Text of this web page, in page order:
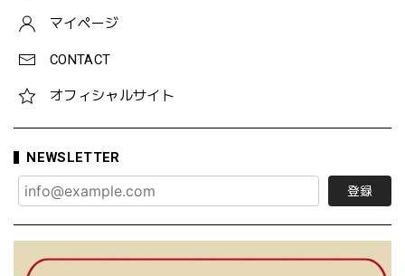
マイページ
CONTACT
オフィシャルサイト
NEWSLETTER
登録